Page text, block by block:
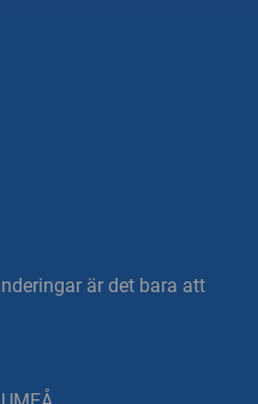
är det bara att